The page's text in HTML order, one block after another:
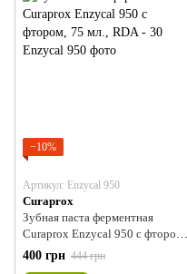
−10%
Артикул: Enzycal 950
Curaprox
Зубная паста ферментная
Curaprox Enzycal 950 с фтором,
75 мл., RDA - 30
400 грн 444 грн